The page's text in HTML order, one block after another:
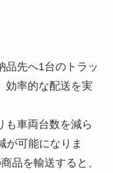
品先へ1台のトラッ
効率的な配送を実
も車両台数を減ら
が可能になりま
品を輸送すると、